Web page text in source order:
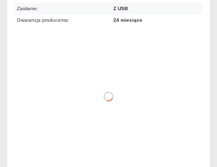
Zasilanie: Z USB
Gwarancja producenta: 24 miesiące
DO KOSZYKA